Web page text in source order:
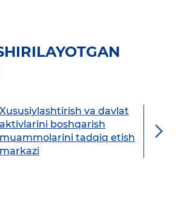
Xususiylashtirish va davlat
aktivlarini boshqarish
muammolarini tadqiq etish
markazi